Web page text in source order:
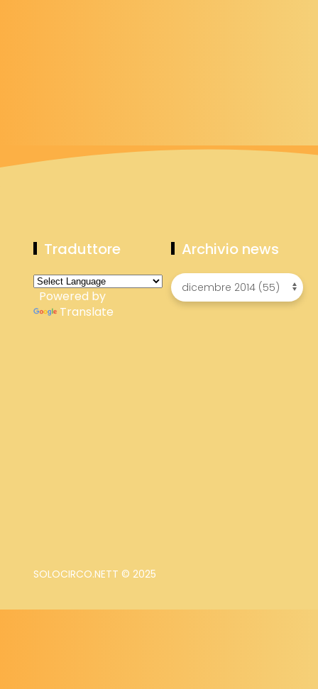
Traduttore
Powered by
Translate
Archivio news
SOLOCIRCO.NETT © 2025